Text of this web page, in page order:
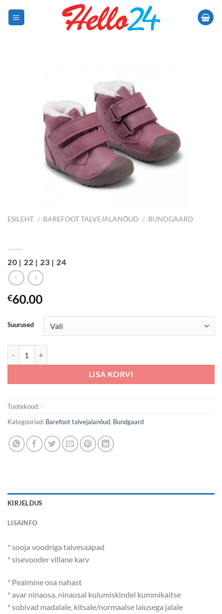
ESILEHT / BAREFOOT TALVEJALANÕUD / BUNDGAARD
20 | 22 | 23 | 24
€60.00
Suurused
LISA KORVI
Tootekood:-
Kategooriad: Barefoot talvejalanõud, Bundgaard
KIRJELDUS
LISAINFO
* sooja voodriga talvesaapad
* sisevooder villane karv
* Pealmine osa nahast
* avar ninaosa, ninaosal kulumiskindel kummikaitse
* sobivad madalale, kitsale/normaalse laiusega jalale